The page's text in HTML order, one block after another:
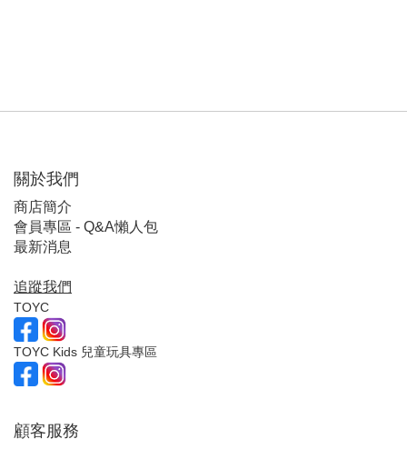
關於我們
商店簡介
會員專區 - Q&A懶人包
最新消息
追蹤我們
TOYC
TOYC Kids 兒童玩具專區
顧客服務